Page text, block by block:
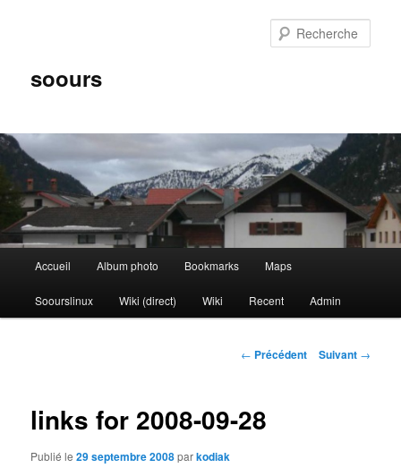
soours
Accueil Album photo Bookmarks Maps
Soourslinux Wiki (direct) Wiki Recent Admin
Navigation
← Précédent Suivant →
links for 2008-09-28
Publié le29 septembre 2008parkodiak